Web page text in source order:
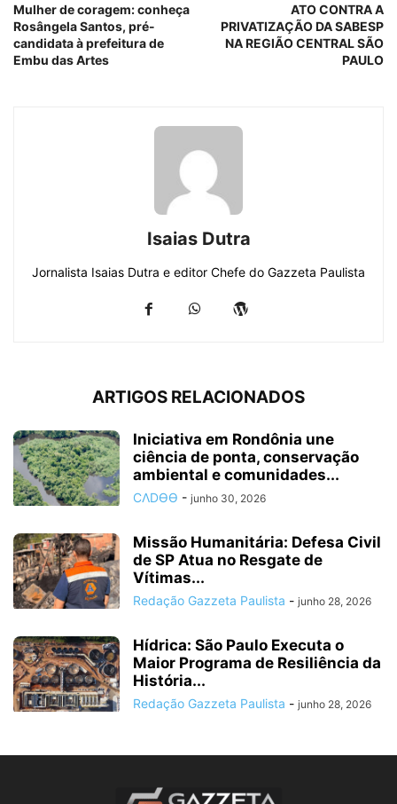
Mulher de coragem: conheça
Rosângela Santos, pré-
candidata à prefeitura de
Embu das Artes
ATO CONTRA A
PRIVATIZAÇÃO DA SABESP
NA REGIÃO CENTRAL SÃO
PAULO
Isaias Dutra
Jornalista Isaias Dutra e editor Chefe do Gazzeta Paulista
ARTIGOS RELACIONADOS
Iniciativa em Rondônia une
ciência de ponta, conservação
ambiental e comunidades...
CΛDӨӨ - junho 30, 2026
Missão Humanitária: Defesa Civil
de SP Atua no Resgate de
Vítimas...
Redação Gazzeta Paulista - junho 28, 2026
Hídrica: São Paulo Executa o
Maior Programa de Resiliência da
História...
Redação Gazzeta Paulista - junho 28, 2026